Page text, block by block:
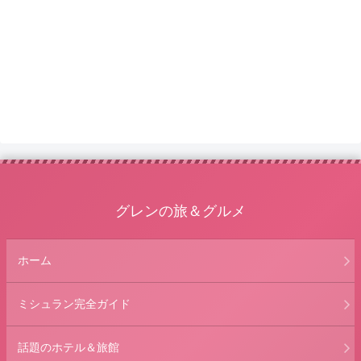
グレンの旅＆グルメ
ホーム
ミシュラン完全ガイド
話題のホテル＆旅館